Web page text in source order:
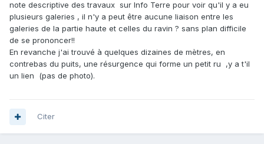
note descriptive des travaux sur Info Terre pour voir qu'il y a eu
plusieurs galeries , il n'y a peut être aucune liaison entre les
galeries de la partie haute et celles du ravin ? sans plan difficile
de se prononcer!!
En revanche j'ai trouvé à quelques dizaines de mètres, en
contrebas du puits, une résurgence qui forme un petit ru ,y a t'il
un lien (pas de photo).
Citer